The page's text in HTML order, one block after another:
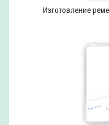
Изготовление